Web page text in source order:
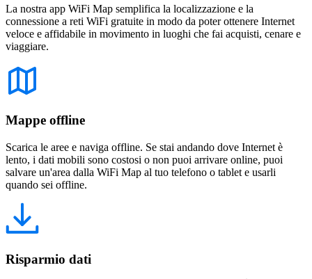
La nostra app WiFi Map semplifica la localizzazione e la
connessione a reti WiFi gratuite in modo da poter ottenere Internet
veloce e affidabile in movimento in luoghi che fai acquisti, cenare e
viaggiare.
Mappe offline
Scarica le aree e naviga offline. Se stai andando dove Internet è
lento, i dati mobili sono costosi o non puoi arrivare online, puoi
salvare un'area dalla WiFi Map al tuo telefono o tablet e usarli
quando sei offline.
Risparmio dati